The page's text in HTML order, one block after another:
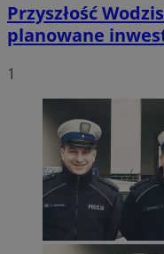
Przyszłość
planowane
1